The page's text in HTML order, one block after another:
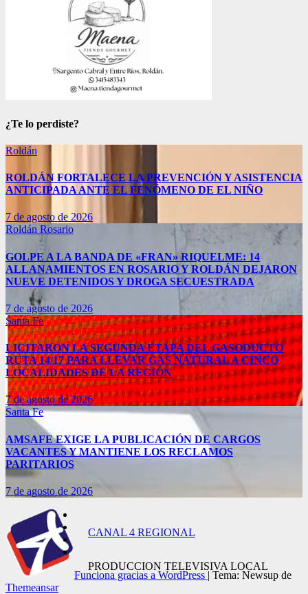
¿Te lo perdiste?
Roldán
ROLDÁN FORTALECE LA PREVENCIÓN Y ASISTENCIA
ANTICIPADA ANTE EL FENÓMENO DE EL NIÑO
7 de agosto de 2026
Roldán Rosario
GOLPE A LA BANDA DE «FRAN» RIQUELME: 14
ALLANAMIENTOS EN ROSARIO Y ROLDÁN DEJARON
NUEVE DETENIDOS Y DROGA SECUESTRADA
7 de agosto de 2026
Santa Fe
LICITARON LA SEGUNDA ETAPA DEL GASODUCTO
RUTA 14/17 PARA LLEVAR GAS NATURAL A CINCO
LOCALIDADES DE LA REGIÓN
7 de agosto de 2026
Santa Fe
AMSAFE EXIGE LA PUBLICACIÓN DE CARGOS
VACANTES Y MANTIENE LOS RECLAMOS
PARITARIOS
7 de agosto de 2026
CANAL 4 REGIONAL
PRODUCCION TELEVISIVA LOCAL
Funciona gracias a WordPress | Tema: Newsup de
Themeansar